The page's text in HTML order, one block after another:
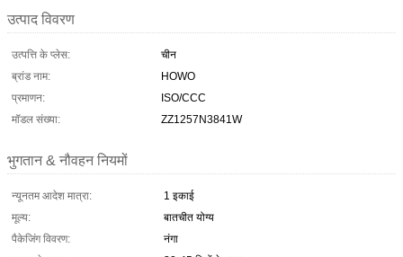
उत्पाद विवरण
उत्पत्ति के प्लेस:
चीन
ब्रांड नाम:
HOWO
प्रमाणन:
ISO/CCC
मॉडल संख्या:
ZZ1257N3841W
भुगतान & नौवहन नियमों
न्यूनतम आदेश मात्रा:
1 इकाई
मूल्य:
बातचीत योग्य
पैकेजिंग विवरण:
नंगा